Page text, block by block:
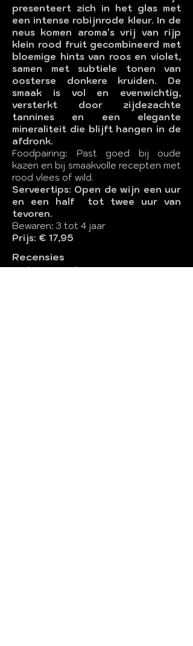
presenteert zich in het glas met
een intense robijnrode kleur. In de
neus komen aroma's vrij van rijp
klein rood fruit gecombineerd met
bloemige hints van roos en violet,
samen met subtiele tonen van
oosterse donkere kruiden. De
smaak is vol en evenwichtig,
versterkt door zijdezachte
tannines en een elegante
mineraliteit die blijft hangen in de
afdronk.
Foodpairing: Past goed bij oude
kazen en bij smaakvolle recepten met
rood vlees of wild.
Serveertips: Open de wijn een uur
en een half tot twee uur van
tevoren.
Bewaren: 3 tot 4 jaar
Prijs: € 17,95
Recensies
2 glaasjes in de prestigieuze